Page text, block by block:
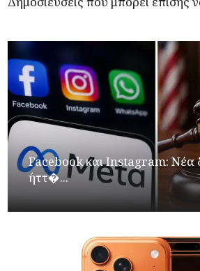
Facebook και Instagram: Νέα
ήττ�...